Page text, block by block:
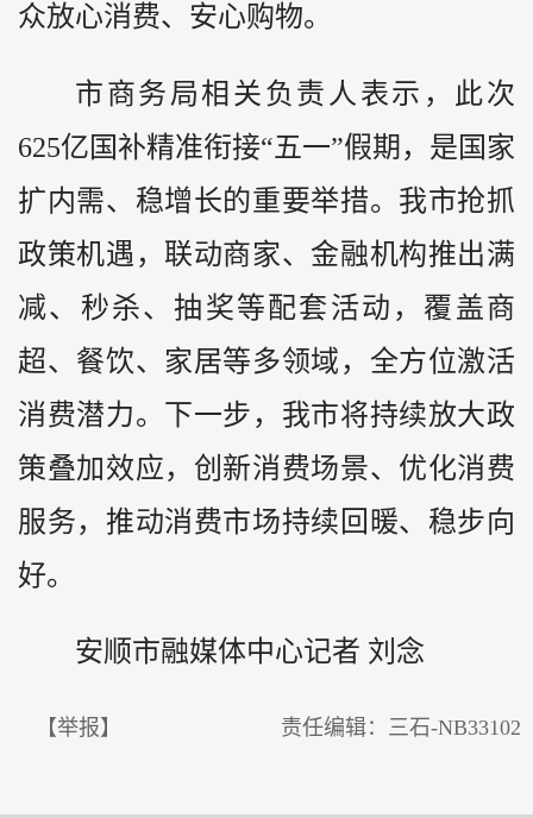
众放心消费、安心购物。
市商务局相关负责人表示，此次
625亿国补精准衔接“五一”假期，是国家
扩内需、稳增长的重要举措。我市抢抓
政策机遇，联动商家、金融机构推出满
减、秒杀、抽奖等配套活动，覆盖商
超、餐饮、家居等多领域，全方位激活
消费潜力。下一步，我市将持续放大政
策叠加效应，创新消费场景、优化消费
服务，推动消费市场持续回暖、稳步向
好。
安顺市融媒体中心记者 刘念
【举报】 责任编辑：三石-NB33102